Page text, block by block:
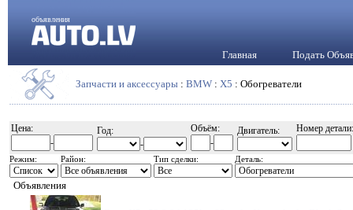
объявления
Главная Подать
Запчасти и аксессуары : BMW : X5 : Обогреватели
Цена:
-
Год:
-
Объём:
-
Двигатель: Номер детали:
Режим: Район: Тип сделки: Деталь:
Объявления